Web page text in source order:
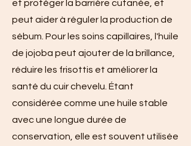
et protéger la barrière cutanée, et
peut aider à réguler la production de
sébum. Pour les soins capillaires, l'huile
de jojoba peut ajouter de la brillance,
réduire les frisottis et améliorer la
santé du cuir chevelu. Étant
considérée comme une huile stable
avec une longue durée de
conservation, elle est souvent utilisée